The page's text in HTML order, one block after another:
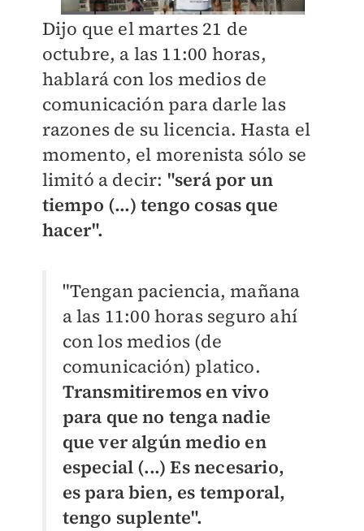
Dijo que el martes 21 de
octubre, a las 11:00 horas,
hablará con los medios de
comunicación para darle las
razones de su licencia. Hasta el
momento, el morenista sólo se
limitó a decir: "será por un
tiempo (...) tengo cosas que
hacer".
"Tengan paciencia, mañana
a las 11:00 horas seguro ahí
con los medios (de
comunicación) platico.
Transmitiremos en vivo
para que no tenga nadie
que ver algún medio en
especial (...) Es necesario,
es para bien, es temporal,
tengo suplente".